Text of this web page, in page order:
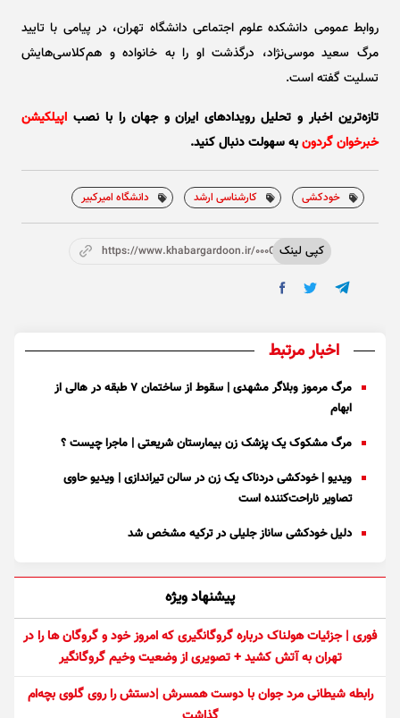
روابط عمومی دانشکده علوم اجتماعی دانشگاه تهران، در پیامی با تایید
مرگ سعید موسی‌نژاد، درگذشت او را به خانواده و هم‌کلاسی‌هایش
تسلیت گفته است.
تازه‌ترین اخبار و تحلیل‌ رویدادهای ایران و جهان را با نصب اپیلکیشن
خبرخوان گردونبه سهولت دنبال کنید.
خودکشی کارشناسی ارشد دانشگاه امیرکبیر
کپی لینکhttps://www.khabargardoon.ir/000GlJ
اخبار مرتبط
مرگ مرموز وبلاگر مشهدی | سقوط از ساختمان ۷ طبقه در هالی از
ابهام
مرگ مشکوک یک پزشک زن بیمارستان شریعتی | ماجرا چیست ؟
ویدیو | خودکشی دردناک یک زن در سالن تیراندازی | ویدیو حاوی
تصاویر ناراحت‌کننده است
دلیل خودکشی ساناز جلیلی در ترکیه مشخص شد
پیشنهاد ویژه
فوری | جزئیات هولناک درباره گروگانگیری که امروز خود و گروگان ها را در
تهران به آتش کشید + تصویری از وضعیت وخیم گروگانگیر
رابطه شیطانی مرد جوان با دوست همسرش |دستش را روی گلوی بچه‌ام